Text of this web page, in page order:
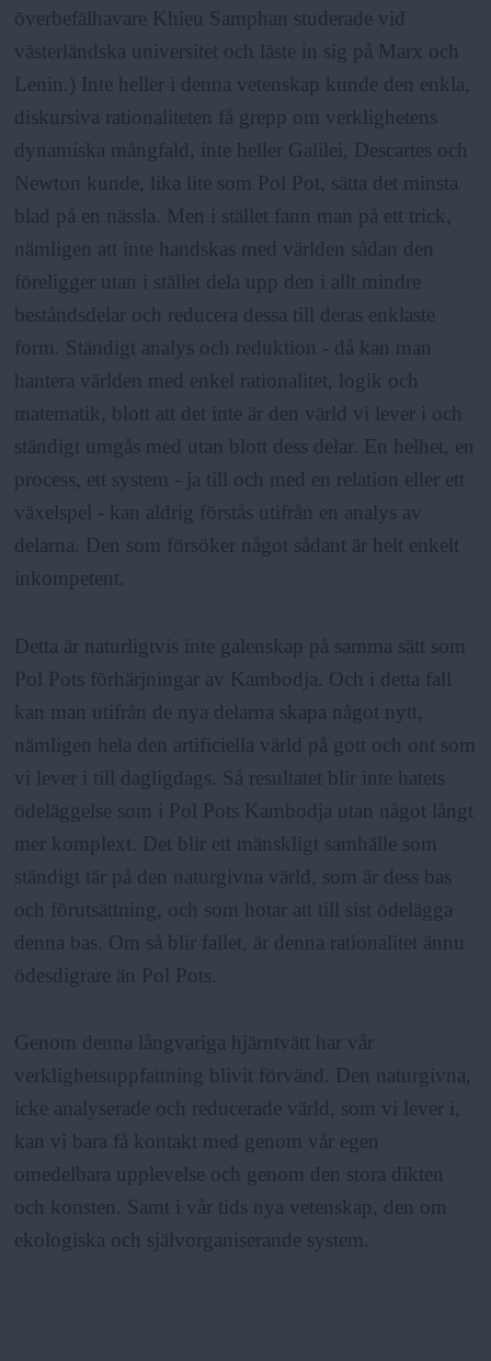
överbefälhavare Khieu Samphan studerade vid
västerländska universitet och läste in sig på Marx och
Lenin.) Inte heller i denna vetenskap kunde den enkla,
diskursiva rationaliteten få grepp om verklighetens
dynamiska mångfald, inte heller Galilei, Descartes och
Newton kunde, lika lite som Pol Pot, sätta det minsta
blad på en nässla. Men i stället fann man på ett trick,
nämligen att inte handskas med världen sådan den
föreligger utan i stället dela upp den i allt mindre
beståndsdelar och reducera dessa till deras enklaste
form. Ständigt analys och reduktion - då kan man
hantera världen med enkel rationalitet, logik och
matematik, blott att det inte är den värld vi lever i och
ständigt umgås med utan blott dess delar. En helhet, en
process, ett system - ja till och med en relation eller ett
växelspel - kan aldrig förstås utifrån en analys av
delarna. Den som försöker något sådant är helt enkelt
inkompetent.
Detta är naturligtvis inte galenskap på samma sätt som
Pol Pots förhärjningar av Kambodja. Och i detta fall
kan man utifrån de nya delarna skapa något nytt,
nämligen hela den artificiella värld på gott och ont som
vi lever i till dagligdags. Så resultatet blir inte hatets
ödeläggelse som i Pol Pots Kambodja utan något långt
mer komplext. Det blir ett mänskligt samhälle som
ständigt tär på den naturgivna värld, som är dess bas
och förutsättning, och som hotar att till sist ödelägga
denna bas. Om så blir fallet, är denna rationalitet ännu
ödesdigrare än Pol Pots.
Genom denna långvariga hjärntvätt har vår
verklighetsuppfattning blivit förvänd. Den naturgivna,
icke analyserade och reducerade värld, som vi lever i,
kan vi bara få kontakt med genom vår egen
omedelbara upplevelse och genom den stora dikten
och konsten. Samt i vår tids nya vetenskap, den om
ekologiska och självorganiserande system.